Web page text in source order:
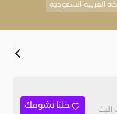
العربية السعودية
البث
خلنا نشوفك